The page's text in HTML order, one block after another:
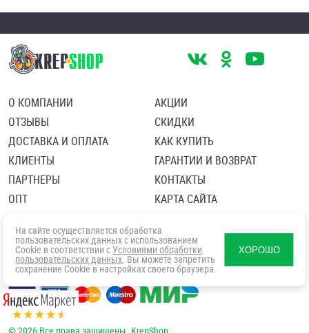
О КОМПАНИИ
ОТЗЫВЫ
ДОСТАВКА И ОПЛАТА
КЛИЕНТЫ
ПАРТНЕРЫ
ОПТ
АКЦИИ
СКИДКИ
КАК КУПИТЬ
ГАРАНТИИ И ВОЗВРАТ
КОНТАКТЫ
КАРТА САЙТА
Политика в отношении обработки персональных данных
Согласие посетителя сайта на обработку персональных данны
На сайте осуществляется обработка
пользовательских данных с использованием
Cookie в соответствии с Условиями обработки
пользовательских данных. Вы можете запретить
сохранение Cookie в настройках своего браузера.
ХОРОШО